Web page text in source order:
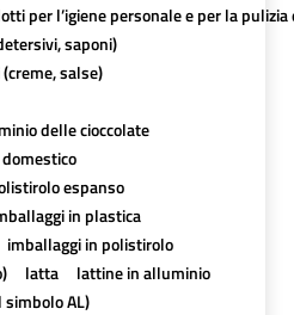
per l’igiene personale e per la pulizia
saponi)
salse)
delle cioccolate
espanso
in plastica
imballaggi in polistirolo
latta
lattine in alluminio
AL)